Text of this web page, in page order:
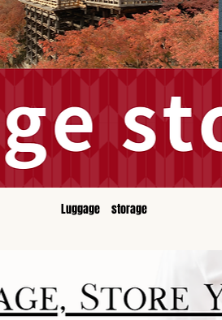
Luggage　storage